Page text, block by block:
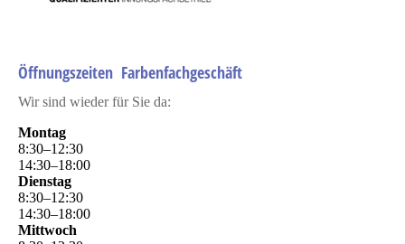
Öffnungszeiten Farbenfachgeschäft
Wir sind wieder für Sie da:
Montag
8:30–12:30
14:30–18:00
Dienstag
8:30–12:30
14:30–18:00
Mittwoch